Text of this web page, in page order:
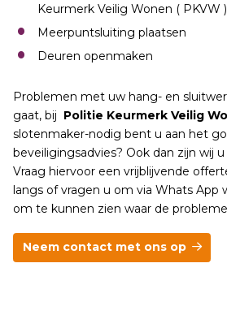
Keurmerk Veilig Wonen ( PKVW
Meerpuntsluiting plaatsen
Deuren openmaken
Problemen met uw hang- en
gaat, bij Politie Keurmerk Veilig
slotenmaker-nodig bent u aan het
beveiligingsadvies? Ook dan zijn wij
Vraag hiervoor een vrijblijvende
langs of vragen u om via Whats App
om te kunnen zien waar de
Neem contact met ons op